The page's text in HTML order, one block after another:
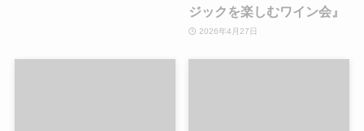
ジックを楽しむワイン会』
2026年4月27日